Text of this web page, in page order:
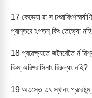
17 কেভ্যো ৱা স
প্রান্তরে ঽপতন্ কিং তেভ্যো
18 প্রৱেক্ষ্যতে জনৈরেতৈ র্ন
কিম্ অৱিশ্ৱাসিনাং ৱিরুদ্ধং নহি?
19 অতস্তে তৎ স্থানং প্রৱেষ্টুম্